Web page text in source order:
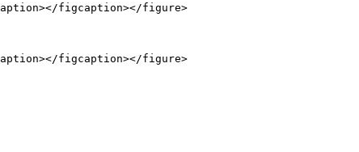
figcaption></figure>
figcaption></figure>